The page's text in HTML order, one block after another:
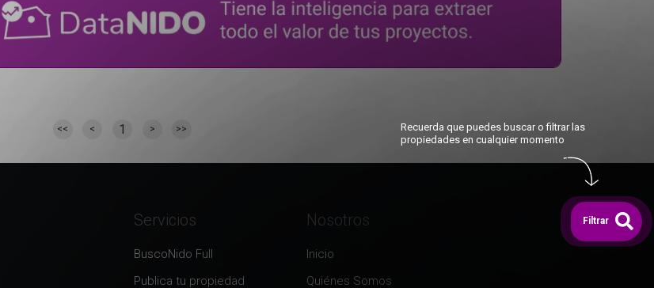
<< < 1 > >>
Servicios
BuscoNido Full
Publica tu propiedad
Nosotros
Inicio
Quiénes Somos
Recuerda que puedes buscar o filtrar las
propiedades en cualquier momento
Filtrar